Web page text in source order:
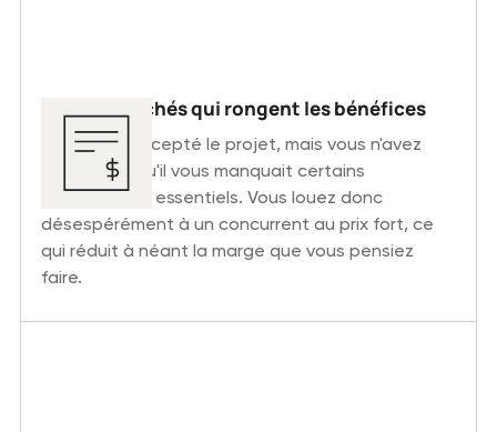
Les frais cachés qui rongent les bénéfices
Vous avez accepté le projet, mais vous n'avez
pas réalisé qu'il vous manquait certains
équipements essentiels. Vous louez donc
désespérément à un concurrent au prix fort, ce
qui réduit à néant la marge que vous pensiez
faire.